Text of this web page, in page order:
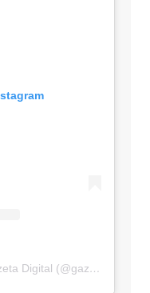
Um post compartilhado por Gazeta Digital (@gazetadigital)